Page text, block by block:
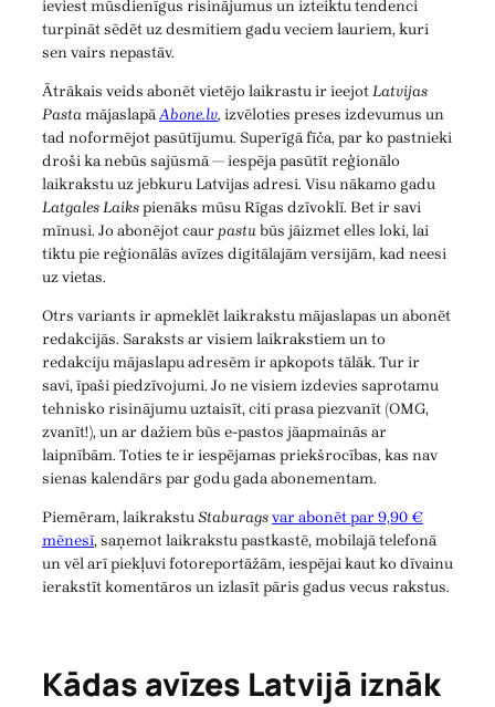
ieviest mūsdienīgus risinājumus un izteiktu tendenci
turpināt sēdēt uz desmitiem gadu veciem lauriem, kuri
sen vairs nepastāv.
Ātrākais veids abonēt vietējo laikrastu ir ieejotLatvijas
PastamājaslapāAbone.lv, izvēloties preses izdevumus un
tad noformējot pasūtījumu. Superīgā fīča, par ko pastnieki
droši ka nebūs sajūsmā — iespēja pasūtīt reģionālo
laikrakstu uz jebkuru Latvijas adresi. Visu nākamo gadu
Latgales Laikspienāks mūsu Rīgas dzīvoklī. Bet ir savi
mīnusi. Jo abonējot caurpastubūs jāizmet elles loki, lai
tiktu pie reģionālās avīzes digitālajām versijām, kad neesi
uz vietas.
Otrs variants ir apmeklēt laikrakstu mājaslapas un abonēt
redakcijās. Saraksts ar visiem laikrakstiem un to
redakciju mājaslapu adresēm ir apkopots tālāk. Tur ir
savi, īpaši piedzīvojumi. Jo ne visiem izdevies saprotamu
tehnisko risinājumu uztaisīt, citi prasa piezvanīt (OMG,
zvanīt!), un ar dažiem būs e-pastos jāapmainās ar
laipnībām. Toties te ir iespējamas priekšrocības, kas nav
sienas kalendārs par godu gada abonementam.
Piemēram, laikrakstuStaburagsvar abonēt par 9,90 €
mēnesī, saņemot laikrakstu pastkastē, mobilajā telefonā
un vēl arī piekļuvi fotoreportāžām, iespējai kaut ko dīvainu
ierakstīt komentāros un izlasīt pāris gadus vecus rakstus.
Kādas avīzes Latvijā iznāk